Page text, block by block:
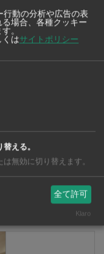
）で買える薬 2026年
タイ・バンコクの保
育園選び完全攻略
【2026年版】
行動の分析や広告の表
場合、各種クッキー
。
くはサイトポリシー
える。
無効に切り替えます。
全て許可
Klaro